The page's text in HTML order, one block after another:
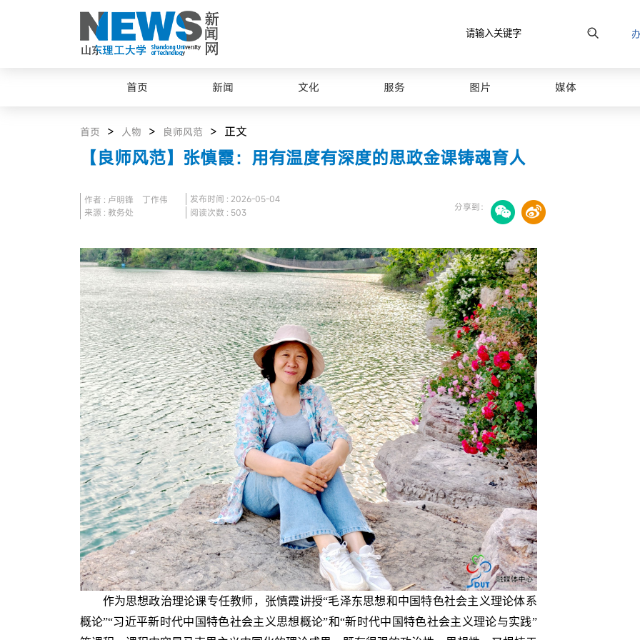
首页 新闻 文化 服务 图片 媒体
首页 > 人物 > 良师风范 > 正文
【良师风范】张慎霞：用有温度有深度的思政金课铸魂育人
作者 : 卢明锋 丁作伟
来源 : 教务处
发布时间 : 2026-05-04
阅读次数 : 503 分享到：
作为思想政治理论课专任教师，张慎霞讲授“毛泽东思想和中国特色社会主义理论体系
概论”“习近平新时代中国特色社会主义思想概论”和“新时代中国特色社会主义理论与实践”
最美山理工 校园风光图库